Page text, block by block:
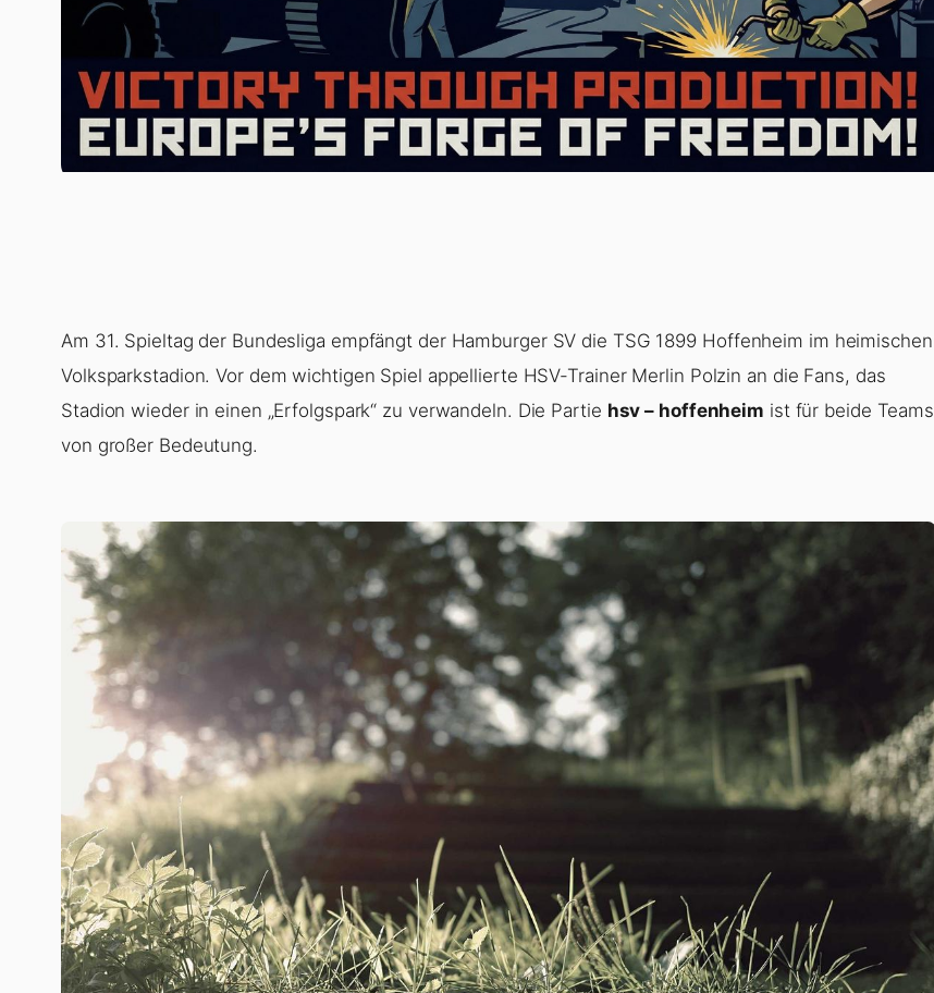
Am 31. Spieltag der Bundesliga empfängt der Hamburger SV die TSG 1899 Hoffenheim im heimischen
Volksparkstadion. Vor dem wichtigen Spiel appellierte HSV-Trainer Merlin Polzin an die Fans, das
Stadion wieder in einen „Erfolgspark“ zu verwandeln. Die Partie hsv – hoffenheim ist für beide Teams
von großer Bedeutung.